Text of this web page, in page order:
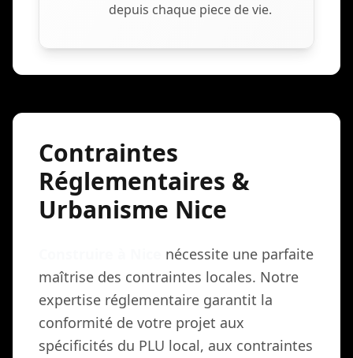
depuis chaque piece de vie.
Contraintes
Réglementaires &
Urbanisme Nice
nécessite une parfaite
maîtrise des contraintes locales. Notre
expertise réglementaire garantit la
conformité de votre projet aux
spécificités du PLU local, aux contraintes